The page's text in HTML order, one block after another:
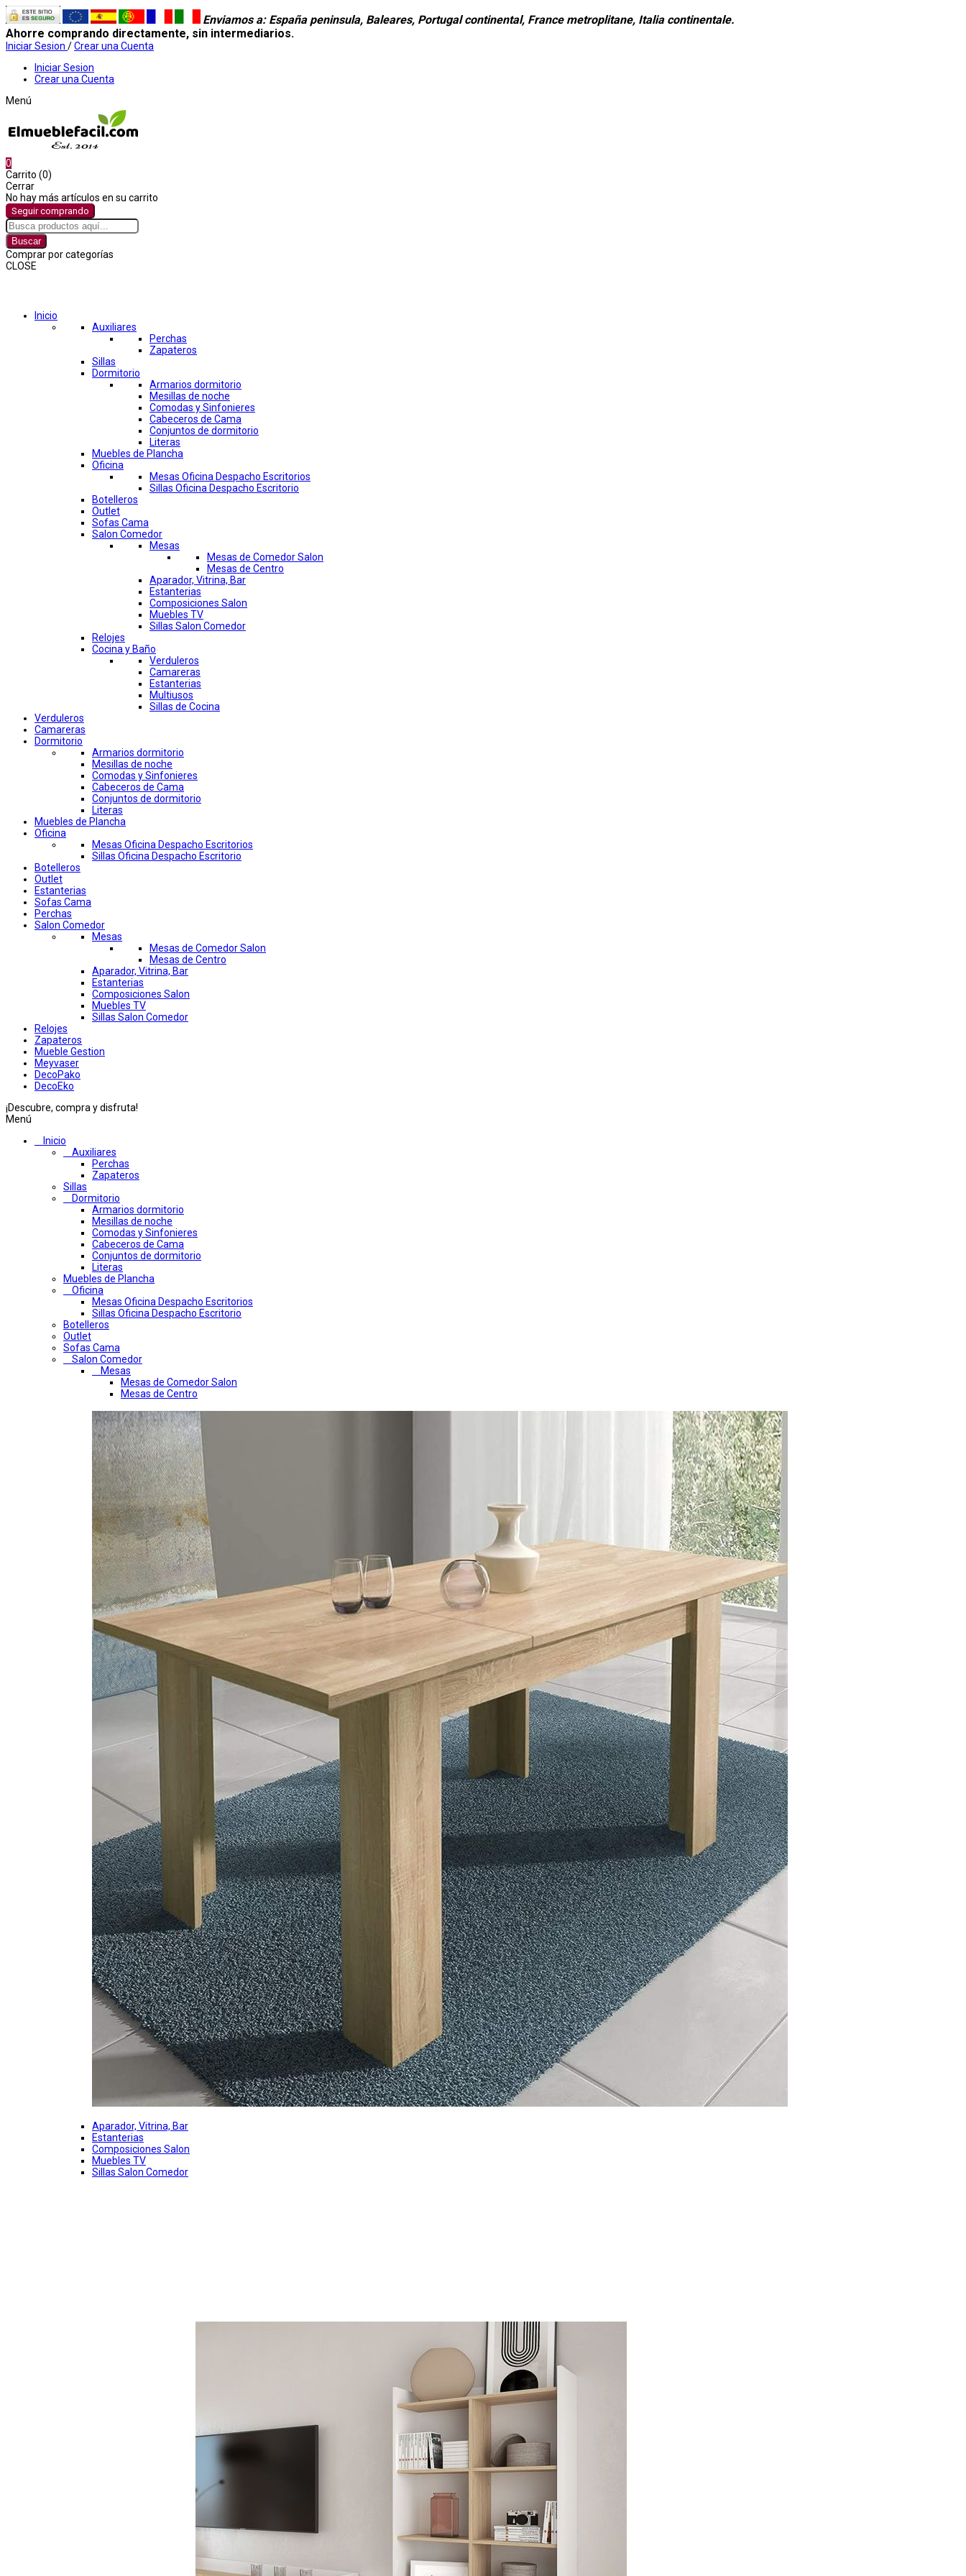
Enviamos a: España peninsula, Baleares, Portugal continental, France metroplitane, Italia continentale.
Ahorre comprando directamente, sin intermediarios.
Iniciar Sesion /Crear una Cuenta
Iniciar Sesion
Crear una Cuenta
Menú
0
Carrito (0)
Cerrar
No hay más artículos en su carrito
Seguir comprando
Buscar
Comprar por categorías
CLOSE
Inicio
Auxiliares
Perchas
Zapateros
Sillas
Dormitorio
Armarios dormitorio
Mesillas de noche
Comodas y Sinfonieres
Cabeceros de Cama
Conjuntos de dormitorio
Literas
Muebles de Plancha
Oficina
Mesas Oficina Despacho Escritorios
Sillas Oficina Despacho Escritorio
Botelleros
Outlet
Sofas Cama
Salon Comedor
Mesas
Mesas de Comedor Salon
Mesas de Centro
Aparador, Vitrina, Bar
Estanterias
Composiciones Salon
Muebles TV
Sillas Salon Comedor
Relojes
Cocina y Baño
Verduleros
Camareras
Estanterias
Multiusos
Sillas de Cocina
Verduleros
Camareras
Dormitorio
Armarios dormitorio
Mesillas de noche
Comodas y Sinfonieres
Cabeceros de Cama
Conjuntos de dormitorio
Literas
Muebles de Plancha
Oficina
Mesas Oficina Despacho Escritorios
Sillas Oficina Despacho Escritorio
Botelleros
Outlet
Estanterias
Sofas Cama
Perchas
Salon Comedor
Mesas
Mesas de Comedor Salon
Mesas de Centro
Aparador, Vitrina, Bar
Estanterias
Composiciones Salon
Muebles TV
Sillas Salon Comedor
Relojes
Zapateros
Mueble Gestion
Meyvaser
DecoPako
DecoEko
¡Descubre, compra y disfruta!
Menú
Inicio
Auxiliares
Perchas
Zapateros
Sillas
Dormitorio
Armarios dormitorio
Mesillas de noche
Comodas y Sinfonieres
Cabeceros de Cama
Conjuntos de dormitorio
Literas
Muebles de Plancha
Oficina
Mesas Oficina Despacho Escritorios
Sillas Oficina Despacho Escritorio
Botelleros
Outlet
Sofas Cama
Salon Comedor
Mesas
Mesas de Comedor Salon
Mesas de Centro
Aparador, Vitrina, Bar
Estanterias
Composiciones Salon
Muebles TV
Sillas Salon Comedor